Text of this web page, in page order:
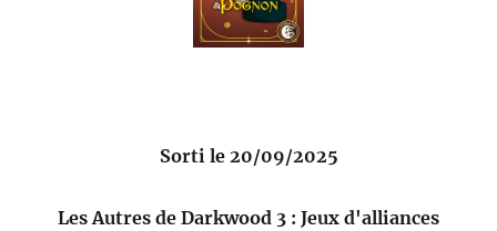
Sorti le 20/09/2025
Les Autres de Darkwood 3 : Jeux d'alliances